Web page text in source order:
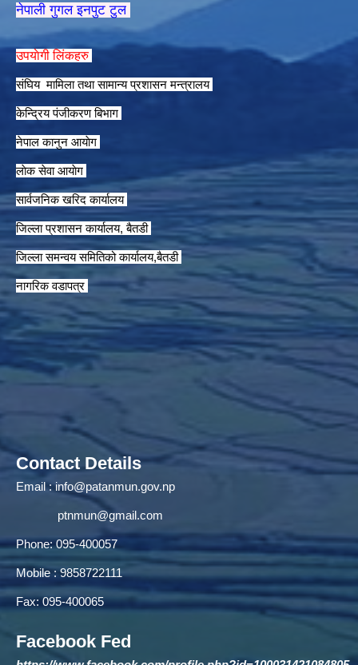
नेपाली गुगल इनपुट टुल
उपयाेगी लिंकहरु
संघिय मामिला तथा सामान्य प्रशासन मन्त्रालय
केन्द्रिय पंजीकरण बिभाग
नेपाल कानुन आयाेग
लाेक सेवा आयाेग
सार्वजनिक खरिद कार्यालय
जिल्ला प्रशासन कार्यालय, बैतडी
जिल्ला समन्वय समितिको कार्यालय,बैतडी
नागरिक वडापत्र
Contact Details
Email :info@patanmun.gov.np
ptnmun@gmail.com
Phone: 095-400057
Mobile : 9858722111
Fax: 095-400065
Facebook Fed